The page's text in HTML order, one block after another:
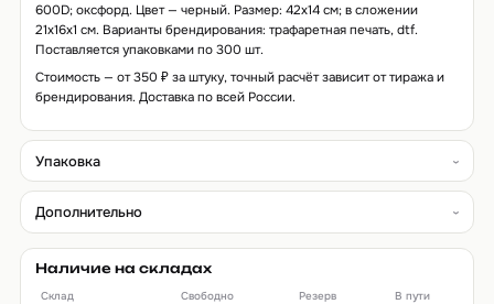
600D; оксфорд. Цвет — черный. Размер: 42х14 см; в сложении
21x16x1 см. Варианты брендирования: трафаретная печать, dtf.
Поставляется упаковками по 300 шт.
Стоимость — от 350 ₽ за штуку, точный расчёт зависит от тиража и
брендирования. Доставка по всей России.
Упаковка
Дополнительно
Наличие на складах
Склад Свободно Резерв В пути